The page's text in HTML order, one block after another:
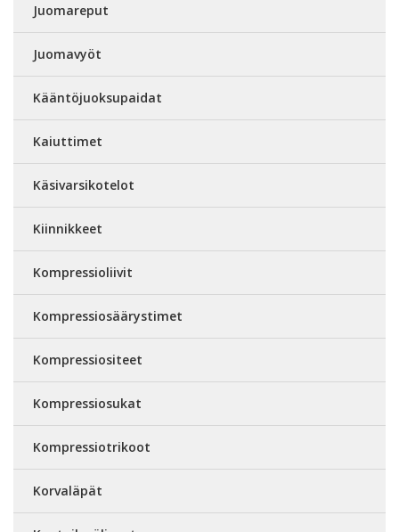
Juomareput
Juomavyöt
Kääntöjuoksupaidat
Kaiuttimet
Käsivarsikotelot
Kiinnikkeet
Kompressioliivit
Kompressiosäärystimet
Kompressiositeet
Kompressiosukat
Kompressiotrikoot
Korvaläpät